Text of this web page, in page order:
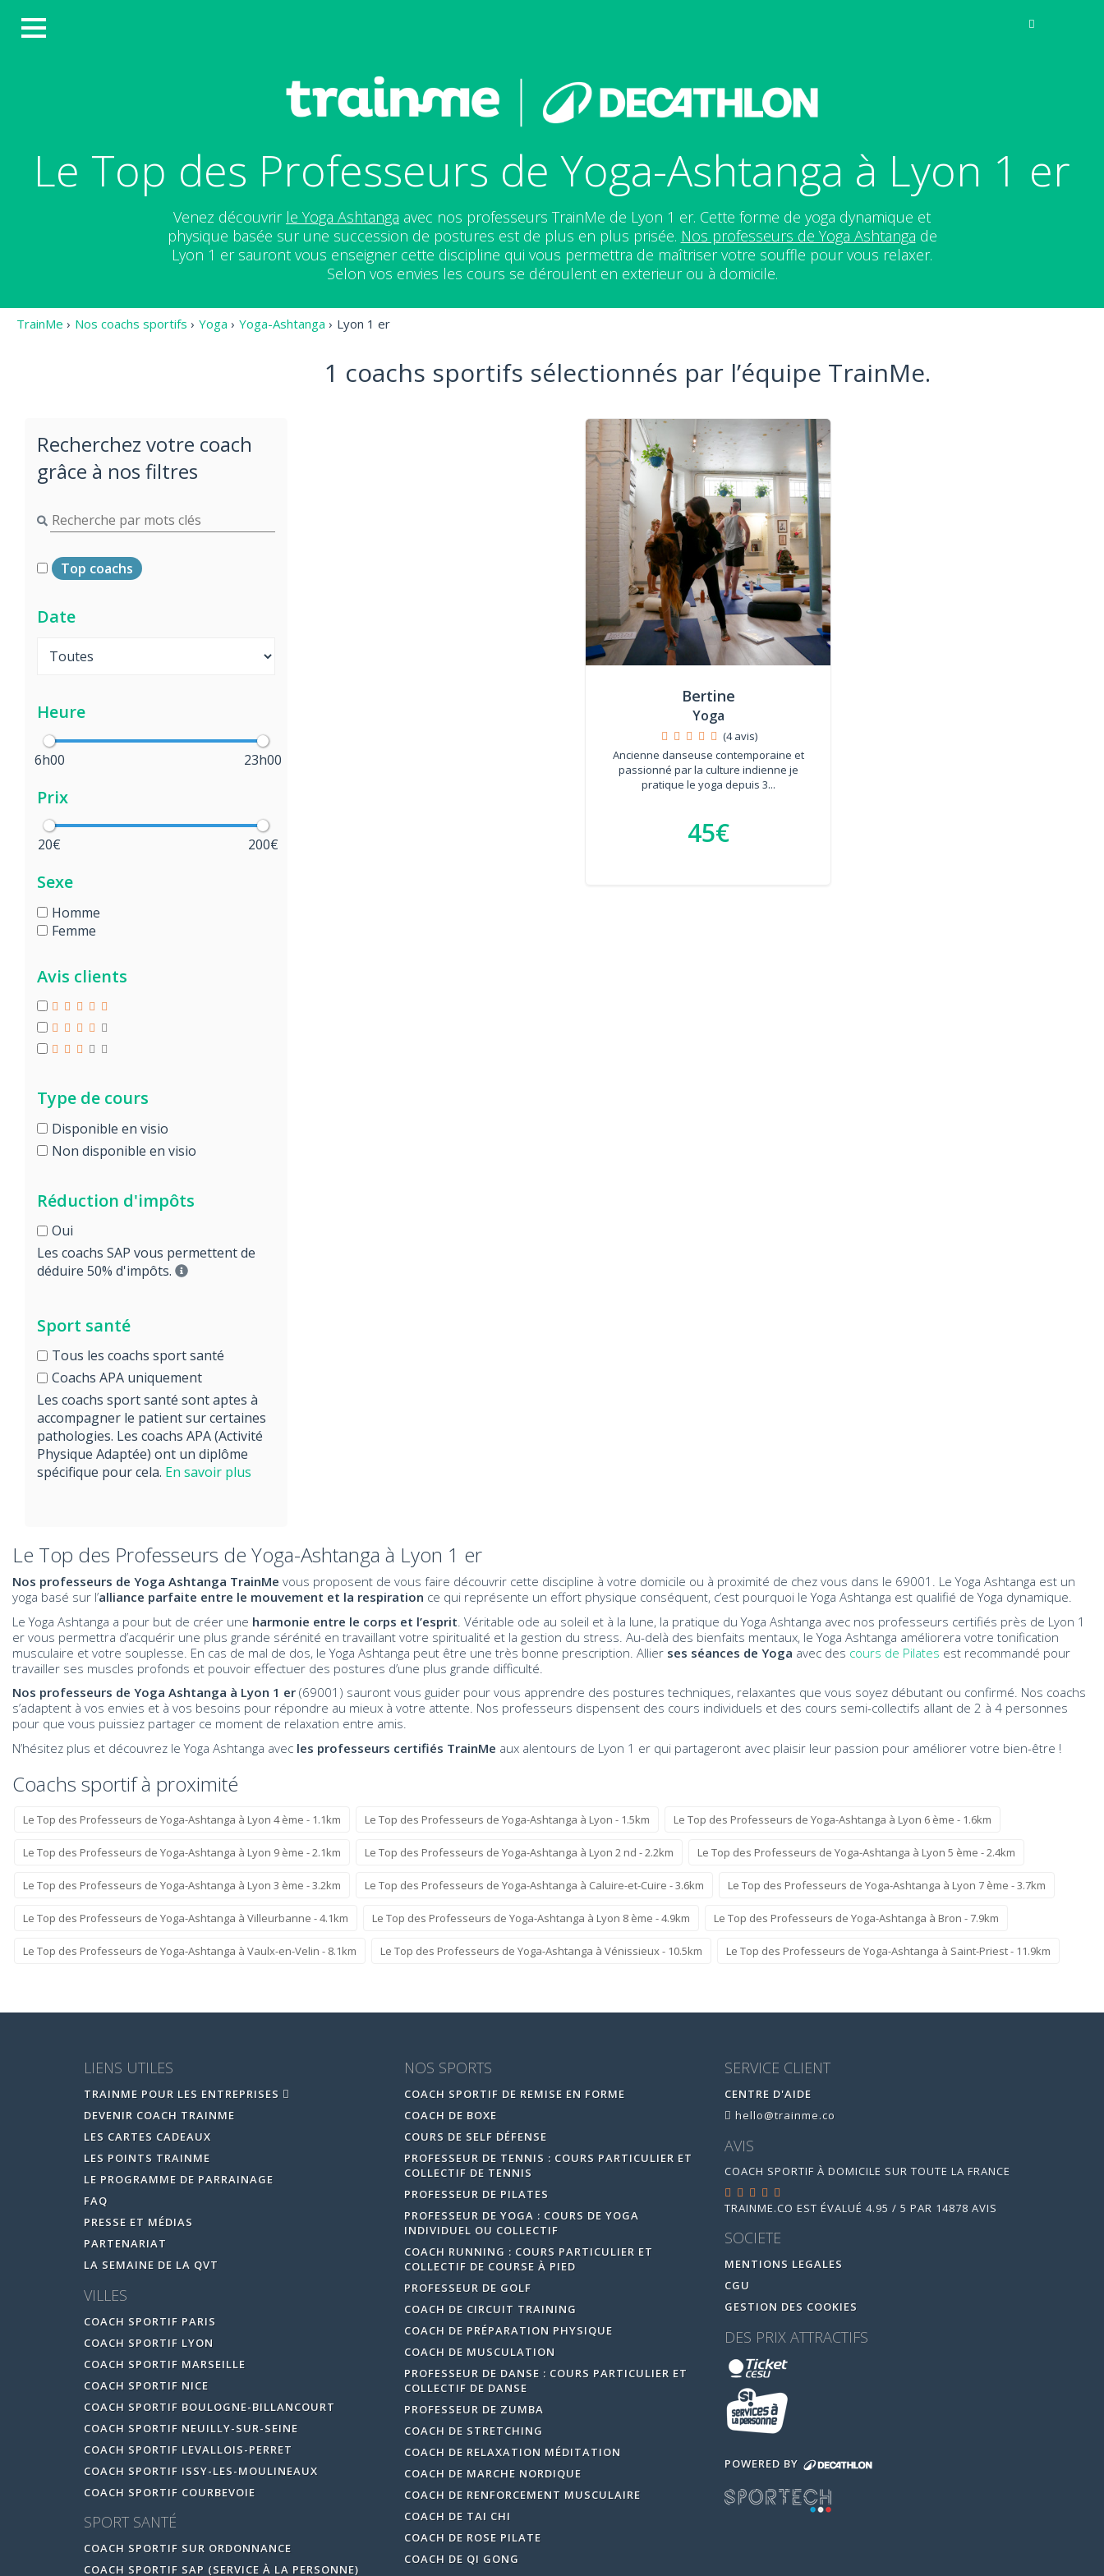
Le Top des Professeurs de Yoga-Ashtanga à Lyon 1 er
Venez découvrir le Yoga Ashtanga avec nos professeurs TrainMe de Lyon 1 er. Cette forme de yoga dynamique et
physique basée sur une succession de postures est de plus en plus prisée. Nos professeurs de Yoga Ashtanga de
Lyon 1 er sauront vous enseigner cette discipline qui vous permettra de maîtriser votre souffle pour vous relaxer.
Selon vos envies les cours se déroulent en exterieur ou à domicile.
TrainMe › Nos coachs sportifs › Yoga › Yoga-Ashtanga › Lyon 1 er
Recherchez votre coach
grâce à nos filtres
Top coachs
Date
Heure
6h00 23h00
Prix
20€ 200€
Sexe
Homme
Femme
Avis clients
Type de cours
Disponible en visio
Non disponible en visio
Réduction d'impôts
Oui
Les coachs SAP vous permettent de
déduire 50% d'impôts.
Sport santé
Tous les coachs sport santé
Coachs APA uniquement
Les coachs sport santé sont aptes à
accompagner le patient sur certaines
pathologies. Les coachs APA (Activité
Physique Adaptée) ont un diplôme
spécifique pour cela. En savoir plus
1 coachs sportifs sélectionnés par l’équipe TrainMe.
Bertine
Yoga
(4 avis)
Ancienne danseuse contemporaine et
passionné par la culture indienne je
pratique le yoga depuis 3...
45€
Le Top des Professeurs de Yoga-Ashtanga à Lyon 1 er
Nos professeurs de Yoga Ashtanga TrainMe vous proposent de vous faire découvrir cette discipline à votre domicile ou à proximité de chez vous dans le 69001. Le Yoga Ashtanga est un
yoga basé sur l’alliance parfaite entre le mouvement et la respiration ce qui représente un effort physique conséquent, c’est pourquoi le Yoga Ashtanga est qualifié de Yoga dynamique.
Le Yoga Ashtanga a pour but de créer une harmonie entre le corps et l’esprit . Véritable ode au soleil et à la lune, la pratique du Yoga Ashtanga avec nos professeurs certifiés près de Lyon 1
er vous permettra d’acquérir une plus grande sérénité en travaillant votre spiritualité et la gestion du stress. Au-delà des bienfaits mentaux, le Yoga Ashtanga améliorera votre tonification
musculaire et votre souplesse. En cas de mal de dos, le Yoga Ashtanga peut être une très bonne prescription. Allier ses séances de Yoga avec des cours de Pilates est recommandé pour
travailler ses muscles profonds et pouvoir effectuer des postures d’une plus grande difficulté.
Nos professeurs de Yoga Ashtanga à Lyon 1 er (69001) sauront vous guider pour vous apprendre des postures techniques, relaxantes que vous soyez débutant ou confirmé. Nos coachs
s’adaptent à vos envies et à vos besoins pour répondre au mieux à votre attente. Nos professeurs dispensent des cours individuels et des cours semi-collectifs allant de 2 à 4 personnes
pour que vous puissiez partager ce moment de relaxation entre amis.
N’hésitez plus et découvrez le Yoga Ashtanga avec les professeurs certifiés TrainMe aux alentours de Lyon 1 er qui partageront avec plaisir leur passion pour améliorer votre bien-être !
Coachs sportif à proximité
Le Top des Professeurs de Yoga-Ashtanga à Lyon 4 ème - 1.1km Le Top des Professeurs de Yoga-Ashtanga à Lyon - 1.5km Le Top des Professeurs de Yoga-Ashtanga à Lyon 6 ème - 1.6km
Le Top des Professeurs de Yoga-Ashtanga à Lyon 9 ème - 2.1km Le Top des Professeurs de Yoga-Ashtanga à Lyon 2 nd - 2.2km Le Top des Professeurs de Yoga-Ashtanga à Lyon 5 ème - 2.4km
Le Top des Professeurs de Yoga-Ashtanga à Lyon 3 ème - 3.2km Le Top des Professeurs de Yoga-Ashtanga à Caluire-et-Cuire - 3.6km Le Top des Professeurs de Yoga-Ashtanga à Lyon 7 ème - 3.7km
Le Top des Professeurs de Yoga-Ashtanga à Villeurbanne - 4.1km Le Top des Professeurs de Yoga-Ashtanga à Lyon 8 ème - 4.9km Le Top des Professeurs de Yoga-Ashtanga à Bron - 7.9km
Le Top des Professeurs de Yoga-Ashtanga à Vaulx-en-Velin - 8.1km Le Top des Professeurs de Yoga-Ashtanga à Vénissieux - 10.5km Le Top des Professeurs de Yoga-Ashtanga à Saint-Priest - 11.9km
LIENS UTILES
TRAINME POUR LES ENTREPRISES
DEVENIR COACH TRAINME
LES CARTES CADEAUX
LES POINTS TRAINME
LE PROGRAMME DE PARRAINAGE
FAQ
PRESSE ET MÉDIAS
PARTENARIAT
LA SEMAINE DE LA QVT
VILLES
COACH SPORTIF PARIS
COACH SPORTIF LYON
COACH SPORTIF MARSEILLE
COACH SPORTIF NICE
COACH SPORTIF BOULOGNE-BILLANCOURT
COACH SPORTIF NEUILLY-SUR-SEINE
COACH SPORTIF LEVALLOIS-PERRET
COACH SPORTIF ISSY-LES-MOULINEAUX
COACH SPORTIF COURBEVOIE
SPORT SANTÉ
COACH SPORTIF SUR ORDONNANCE
COACH SPORTIF SAP (SERVICE À LA PERSONNE)
NOS SPORTS
COACH SPORTIF DE REMISE EN FORME
COACH DE BOXE
COURS DE SELF DÉFENSE
PROFESSEUR DE TENNIS : COURS PARTICULIER ET
COLLECTIF DE TENNIS
PROFESSEUR DE PILATES
PROFESSEUR DE YOGA : COURS DE YOGA
INDIVIDUEL OU COLLECTIF
COACH RUNNING : COURS PARTICULIER ET
COLLECTIF DE COURSE À PIED
PROFESSEUR DE GOLF
COACH DE CIRCUIT TRAINING
COACH DE PRÉPARATION PHYSIQUE
COACH DE MUSCULATION
PROFESSEUR DE DANSE : COURS PARTICULIER ET
COLLECTIF DE DANSE
PROFESSEUR DE ZUMBA
COACH DE STRETCHING
COACH DE RELAXATION MÉDITATION
COACH DE MARCHE NORDIQUE
COACH DE RENFORCEMENT MUSCULAIRE
COACH DE TAI CHI
COACH DE ROSE PILATE
COACH DE QI GONG
SERVICE CLIENT
CENTRE D'AIDE
hello@trainme.co
AVIS
COACH SPORTIF À DOMICILE SUR TOUTE LA FRANCE
TRAINME.CO EST ÉVALUÉ 4.95 / 5 PAR 14878 AVIS
SOCIETE
MENTIONS LEGALES
CGU
GESTION DES COOKIES
DES PRIX ATTRACTIFS
POWERED BY